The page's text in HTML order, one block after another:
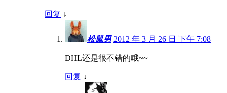
回复 ↓
松鼠男 2012 年 3 月 26 日 下午 7:08
DHL还是很不错的哦~~
回复 ↓